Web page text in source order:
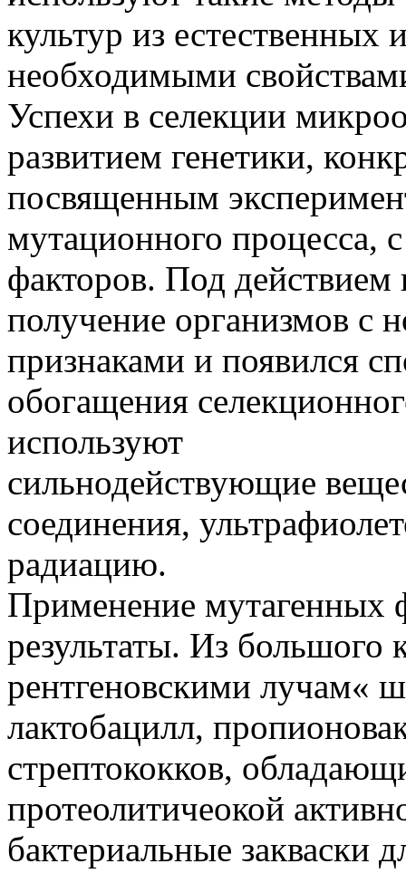
культур из естественных
необходимыми
Успехи в селекции
развитием генетики,
посвященным
мутационного процесса,
факторов. Под
получение организмов с
признаками и появился
обогащения
используют
сильнодействующие
соединения,
радиацию.
Применение мутагенных
результаты. Из большого
рентгеновскими лучам«
лактобацилл,
стрептококков,
протеолитичеокой
бактериальные закваски